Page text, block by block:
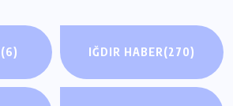
(6) IĞDIR HABER(270)